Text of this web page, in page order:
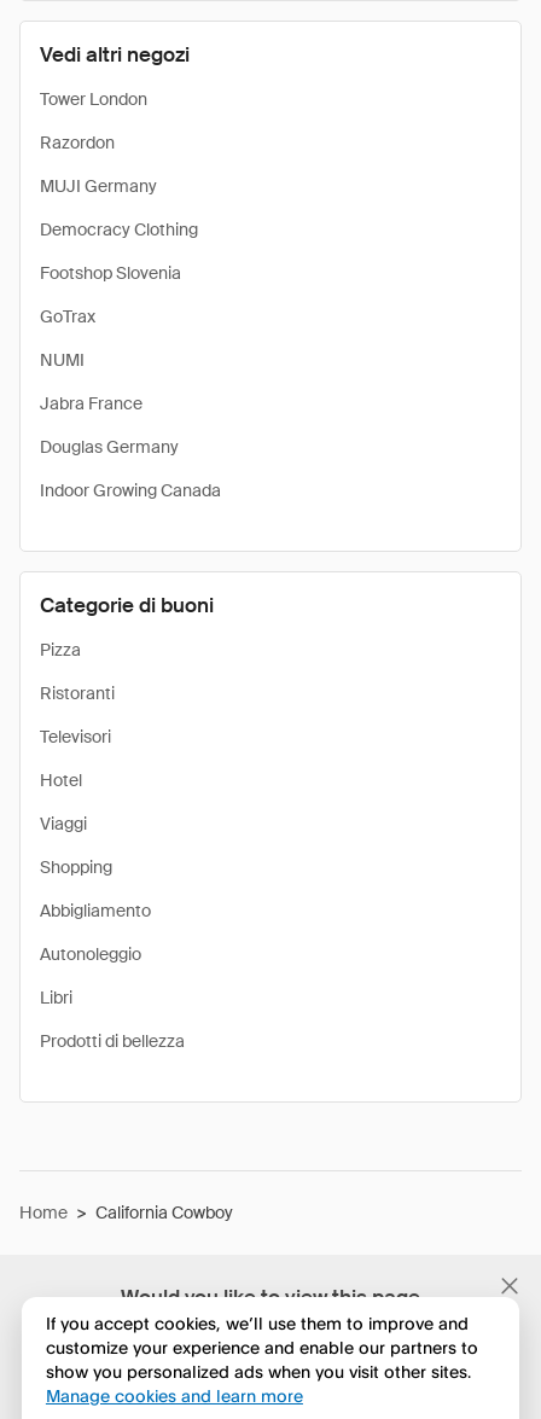
Would you like to view this page
in English?
No, continua a esplorare
Vedi altri negozi
Tower London
Razordon
MUJI Germany
Democracy Clothing
Footshop Slovenia
GoTrax
NUMI
Jabra France
Douglas Germany
Indoor Growing Canada
Categorie di buoni
Pizza
Ristoranti
Televisori
Hotel
Viaggi
Shopping
Abbigliamento
Autonoleggio
Libri
Prodotti di bellezza
Home > California Cowboy
If you accept cookies, we’ll use them to improve and
customize your experience and enable our partners to
show you personalized ads when you visit other sites.
Manage cookies and learn more